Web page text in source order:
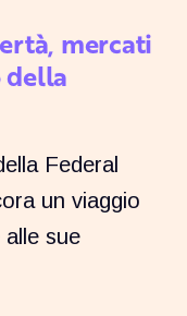
mercati
Federal
un viaggio
sue